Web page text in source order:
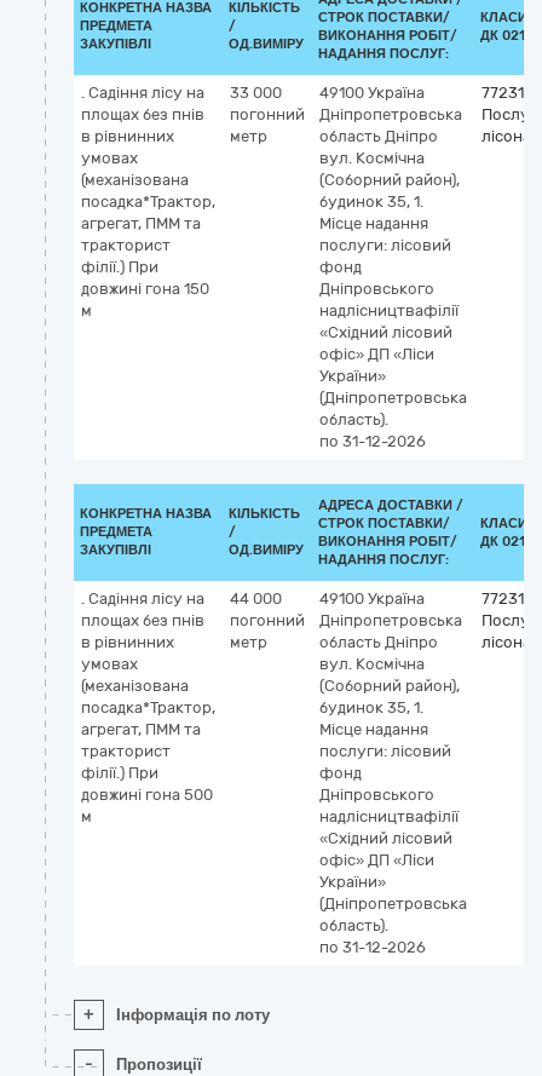
КОНКРЕТНА НАЗВА
ПРЕДМЕТА
ЗАКУПІВЛІ
КІЛЬКІСТЬ
/
ОД.ВИМІРУ
СТРОК ПОСТАВКИ/
ВИКОНАННЯ РОБІТ/
НАДАННЯ ПОСЛУГ:
ДК
. Садіння лісу на
площах без пнів
в рівнинних
умовах
(механізована
посадка*Трактор,
агрегат, ПММ та
тракторист
філії.) При
довжині гона 150
м
33 000
погонний
метр
49100 Україна
Дніпропетровська
область Дніпро
вул. Космічна
(Соборний район),
будинок 35, 1.
Місце надання
послуги: лісовий
фонд
Дніпровського
надлісництвафілії
«Східний лісовий
офіс» ДП «Ліси
України»
(Дніпропетровська
область).
по 31-12-2026
КОНКРЕТНА НАЗВА
ПРЕДМЕТА
ЗАКУПІВЛІ
КІЛЬКІСТЬ
/
ОД.ВИМІРУ
АДРЕСА ДОСТАВКИ /
СТРОК ПОСТАВКИ/
ВИКОНАННЯ РОБІТ/
НАДАННЯ ПОСЛУГ:
ДК
. Садіння лісу на
площах без пнів
в рівнинних
умовах
(механізована
посадка*Трактор,
агрегат, ПММ та
тракторист
філії.) При
довжині гона 500
м
44 000
погонний
метр
49100 Україна
Дніпропетровська
область Дніпро
вул. Космічна
(Соборний район),
будинок 35, 1.
Місце надання
послуги: лісовий
фонд
Дніпровського
надлісництвафілії
«Східний лісовий
офіс» ДП «Ліси
України»
(Дніпропетровська
область).
по 31-12-2026
+ Інформація по лоту
- Пропозиції